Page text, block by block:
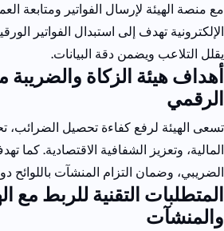
مع منصة الهيئة لإرسال الفواتير ومتابعة
الإلكترونية تهدف إلى استبدال الفواتير
يقلل التلاعب ويضمن دقة البيانات.
أهداف هيئة الزكاة والضريبة
الرقمي
تسعى الهيئة لرفع كفاءة تحصيل الضرائب،
المالية، وتعزيز الشفافية الاقتصادية. كما
الضريبي، وضمان التزام المنشآت باللوائح
المتطلبات التقنية للربط مع
والمنشآت